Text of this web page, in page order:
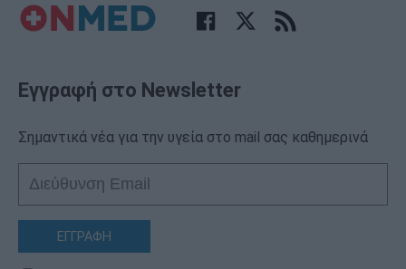
Εγγραφή στο Newsletter
Σημαντικά νέα για την υγεία στο mail σας καθημερινά
ΕΓΓΡΑΦΗ